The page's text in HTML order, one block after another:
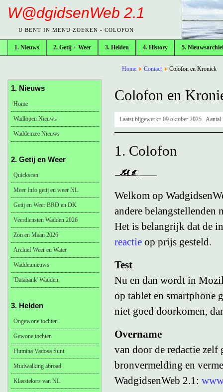
W@dgidsenWeb 2.1
U BENT IN MENU ZOEKEN - COLOFON
1. Nieuws 2. Getij + Weer 3. Helden 4. History 5.
broodkruimelpad
Home Contact Colofon en Kroniek
Colofon en
Laatst bijgewerkt: 09 oktober 2025 Aantal
1. Colofon
Welkom op
andere
Het is belangrijk dat de
reactie op prijs gesteld.
Test
Nu en dan wordt in
op tablet en smartphone
niet goed doorkomen,
Overname
van door de redactie zelf
bronvermelding en
WadgidsenWeb 2.1:
1. Nieuws
Home
Wadlopen Nieuws
Waddenzee Nieuws
2. Getij en Weer
Quickscan
Meer Info getij en weer NL
Getij en Weer BRD en DK
Veerdiensten Wadden 2026
Zon en Maan 2026
Archief Weer en Water
Waddennieuws
'Databank' Wadden
3. Helden
Ongewone tochten
Gewone tochten
Flumina Vadosa Sunt
Mudwalking abroad
Klassiekers van NL